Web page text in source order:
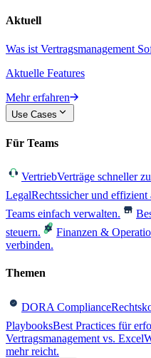
Aktuell
Was ist Vertragsmanagement
Aktuelle Features
Mehr erfahren
Use Cases
Für Teams
VertriebVerträge schneller
LegalRechtssicher und effizient
Teams einfach verwalten.
steuern.
Finanzen &
verbinden.
Themen
DORA Compliance
PlaybooksBest Practices für
Vertragsmanagement vs. Excel
mehr reicht.